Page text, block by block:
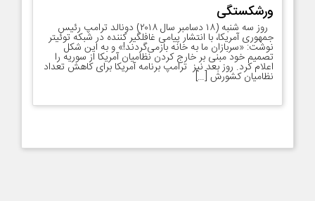
ورشکستگی
روز سه شنبه (۱۸ دسامبر سال ۲۰۱۸) دونالد ترامپ رئیس
جمهوری آمریکا، با انتشار پیامی غافلگیر کننده در شبکه توئیتر
نوشت: «سربازان ما به خانه بازمی‌گردند!» و به این شکل
تصمیم خود مبنی بر خارج کردن نظامیان آمریکا از سوریه را
اعلام کرد. روز بعد نیز ترامپ برنامه آمریکا برای کاهش تعداد
نظامیان کشورش […]